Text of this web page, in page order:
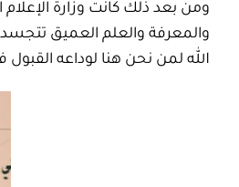
ومن بعد ذلك كانت وزارة
والمعرفة والعلم العميق
الله لمن نحن هنا لوداعه